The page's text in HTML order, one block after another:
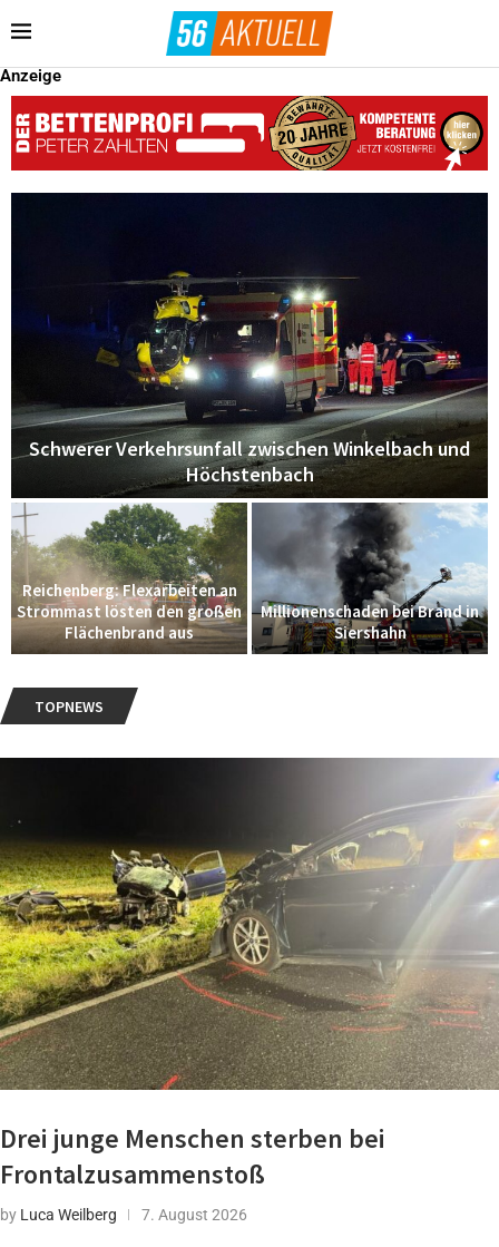
Anzeige
Schwerer Verkehrsunfall zwischen Winkelbach und
Höchstenbach
Reichenberg: Flexarbeiten an
Strommast lösten den großen
Flächenbrand aus
Millionenschaden bei Brand in
Siershahn
TOPNEWS
Drei junge Menschen sterben bei
Frontalzusammenstoß
by Luca Weilberg 7. August 2026